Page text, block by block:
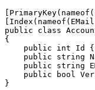
public class
{
public int Id
public string
public string
public bool
}